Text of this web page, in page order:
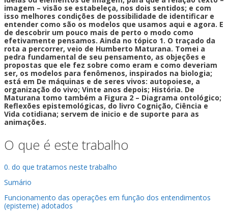
imagem – visão se estabeleça, nos dois sentidos; e com
isso melhores condições de possibilidade de identificar e
entender como são os modelos que usamos aqui e agora. E
de descobrir um pouco mais de perto o modo como
efetivamente pensamos. Ainda no tópico 1. O traçado da
rota a percorrer, veio de Humberto Maturana. Tomei a
pedra fundamental de seu pensamento, as objeções e
propostas que ele fez sobre como eram e como deveriam
ser, os modelos para fenômenos, inspirados na biologia;
está em De máquinas e de seres vivos: autopoiese, a
organização do vivo; Vinte anos depois; História. De
Maturana tomo também a Figura 2 – Diagrama ontológico;
Reflexões epistemológicas, do livro Cognição, Ciência e
Vida cotidiana; servem de inicio e de suporte para as
animações.
O que é este trabalho
0. do que tratamos neste trabalho
Sumário
Funcionamento das operações em função dos entendimentos
(episteme) adotados